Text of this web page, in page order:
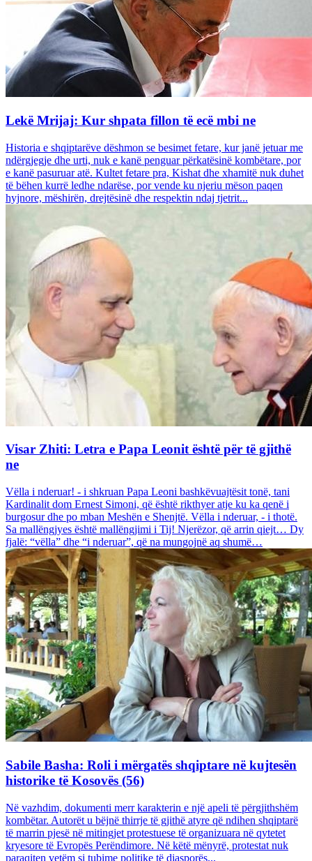
Lekë Mrijaj: Kur shpata fillon të ecë mbi ne
Historia e shqiptarëve dëshmon se besimet fetare, kur janë jetuar me
ndërgjegje dhe urti, nuk e kanë penguar përkatësinë kombëtare, por
e kanë pasuruar atë. Kultet fetare pra, Kishat dhe xhamitë nuk duhet
të bëhen kurrë ledhe ndarëse, por vende ku njeriu mëson paqen
hyjnore, mëshirën, drejtësinë dhe respektin ndaj tjetrit...
Visar Zhiti: Letra e Papa Leonit është për të gjithë
ne
Vëlla i nderuar! - i shkruan Papa Leoni bashkëvuajtësit tonë, tani
Kardinalit dom Ernest Simoni, që është rikthyer atje ku ka qenë i
burgosur dhe po mban Meshën e Shenjtë. Vëlla i nderuar, - i thotë.
Sa mallëngjyes është mallëngjimi i Tij! Njerëzor, që arrin qiejt… Dy
fjalë: “vëlla” dhe “i nderuar”, që na mungojnë aq shumë…
Sabile Basha: Roli i mërgatës shqiptare në kujtesën
historike të Kosovës (56)
Në vazhdim, dokumenti merr karakterin e një apeli të përgjithshëm
kombëtar. Autorët u bëjnë thirrje të gjithë atyre që ndihen shqiptarë
të marrin pjesë në mitingjet protestuese të organizuara në qytetet
kryesore të Evropës Perëndimore. Në këtë mënyrë, protestat nuk
paraqiten vetëm si tubime politike të diasporës...